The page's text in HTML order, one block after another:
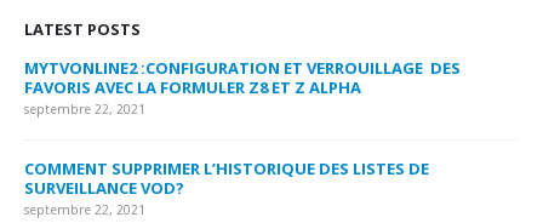
LATEST POSTS
MYTVONLINE2 :CONFIGURATION ET VERROUILLAGE DES
FAVORIS AVEC LA FORMULER Z8 ET Z ALPHA
septembre 22, 2021
COMMENT SUPPRIMER L’HISTORIQUE DES LISTES DE
SURVEILLANCE VOD?
septembre 22, 2021